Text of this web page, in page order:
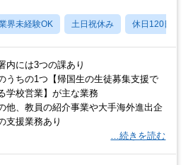
界未経験OK 土日祝休み 休日120日以上
内には3つの課あり
うちの1つ【帰国生の生徒募集支援で
学校営業】が主な業務
他、教員の紹介事業や大手海外進出企
支援業務あり
…続きを読む